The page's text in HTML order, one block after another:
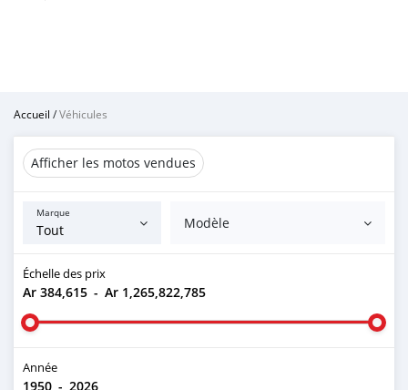
Accueil /Véhicules
Afficher les motos vendues
Marque
Modèle
Échelle des prix
Ar 384,615 - Ar 1,265,822,785
Année
1950 - 2026